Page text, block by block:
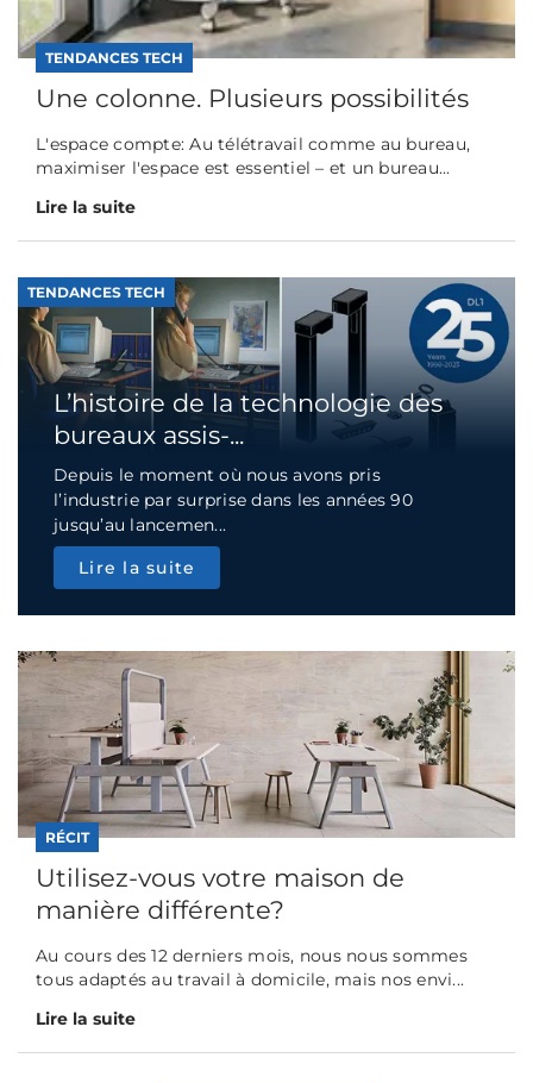
TENDANCES TECH
Une colonne. Plusieurs possibilités
L'espace compte: Au télétravail comme au bureau,
maximiser l'espace est essentiel – et un bureau...
Lire la suite
TENDANCES TECH
L’histoire de la technologie des
bureaux assis-...
Depuis le moment où nous avons pris
l’industrie par surprise dans les années 90
jusqu’au lancemen...
Lire la suite
RÉCIT
Utilisez-vous votre maison de
manière différente?
Au cours des 12 derniers mois, nous nous sommes
tous adaptés au travail à domicile, mais nos envi...
Lire la suite